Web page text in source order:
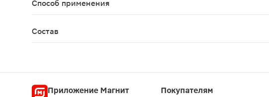
Способ применения
Состав
Приложение Магнит Покупателям